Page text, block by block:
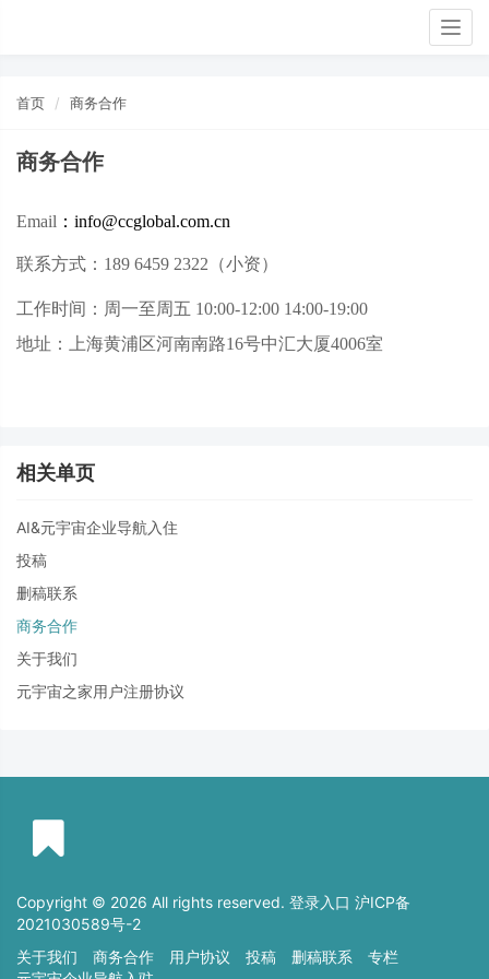
首页 商务合作
商务合作
Email ：info@ccglobal.com.cn
联系方式：189 6459 2322（小资）
工作时间：周一至周五 10:00-12:00 14:00-19:00
地址 ： 上海黄浦区河南南路16号中汇大厦4006室
相关单页
AI&元宇宙企业导航入住
投稿
删稿联系
商务合作
关于我们
元宇宙之家用户注册协议
Copyright © 2026 All rights reserved. 登录入口 沪ICP备
2021030589号-2
关于我们
商务合作 用户协议 投稿 删稿联系
专栏